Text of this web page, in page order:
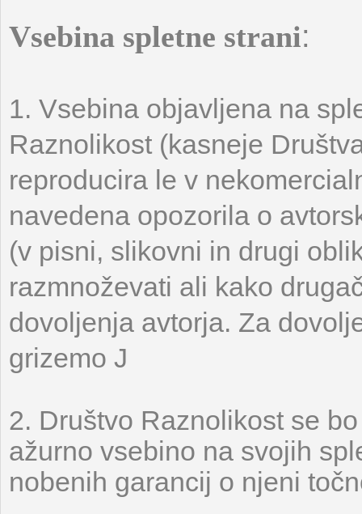
Vsebina spletne strani:
1. Vsebina objavljena na
Raznolikost (kasneje
reproducira le v
navedena opozorila o
(v pisni, slikovni in drugi
razmnoževati ali kako
dovoljenja avtorja. Za
grizemo J
2. Društvo Raznolikost se
ažurno vsebino na svojih
nobenih garancij o njeni